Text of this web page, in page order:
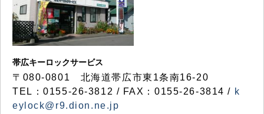
帯広キーロックサービス
〒080-0801 北海道帯広市東1条南16-20
TEL：0155-26-3812 / FAX：0155-26-3814 / k
eylock@r9.dion.ne.jp